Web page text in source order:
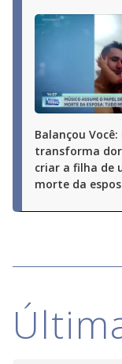
Balançou Você:
transforma
criar a filha de
morte da